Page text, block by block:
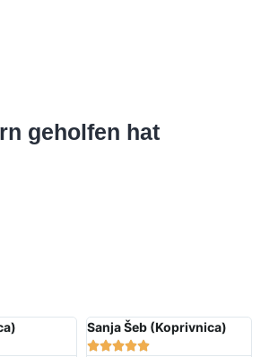
geholfen hat
Sanja Šeb (Koprivnica)
